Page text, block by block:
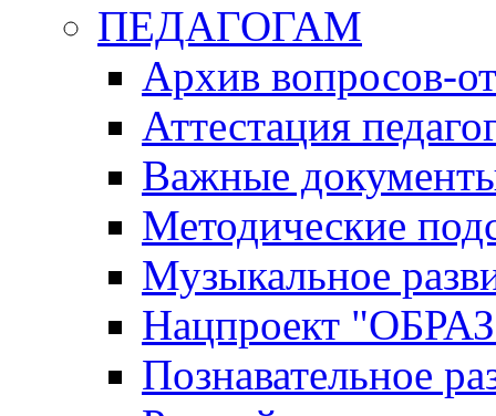
ПЕДАГОГАМ
Архив вопросов-
Аттестация
Важные
Методические
Музыкальное
Нацпроект
Познавательное